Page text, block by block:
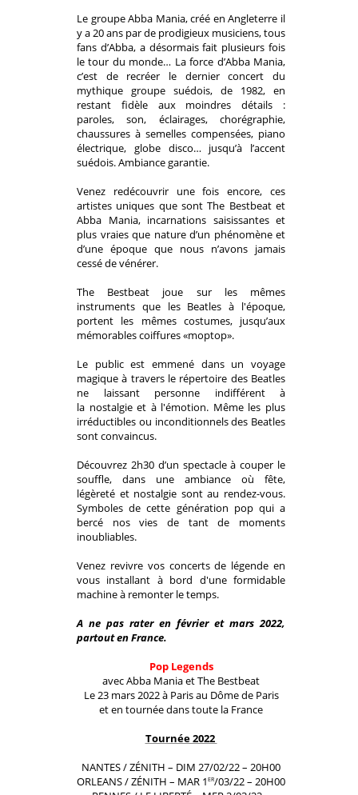
Le groupeAbba Mania, créé en Angleterre il
y a 20 ans par de prodigieux musiciens, tous
fans d’Abba, a désormais fait plusieurs fois
le tour du monde… La force d’Abba Mania,
c’est de recréer le dernier concert du
mythique groupe suédois, de 1982, en
restant fidèle aux moindres détails :
paroles, son, éclairages, chorégraphie,
chaussures à semelles compensées, piano
électrique, globe disco… jusqu’à l’accent
suédois. Ambiance garantie.
Venez redécouvrir une fois encore, ces
artistes uniques que sont The Bestbeat et
Abba Mania, incarnations saisissantes et
plus vraies que nature d’un phénomène et
d’une époque que nous n’avons jamais
cessé de vénérer.
The Bestbeat joue sur les mêmes
instruments que les Beatles à l'époque,
portent les mêmes costumes, jusqu’aux
mémorables coiffures «moptop».
Le public est emmené dans un voyage
magique à travers le répertoire des Beatles
ne laissant personne indifférent à
la nostalgie et à l'émotion. Même les plus
irréductibles ou inconditionnels des Beatles
sont convaincus.
Découvrez 2h30 d’un spectacle à couper le
souffle, dans une ambiance où fête,
légèreté et nostalgie sont au rendez-vous.
Symboles de cette génération pop qui a
bercé nos vies de tant de moments
inoubliables.
Venez revivre vos concerts de légende en
vous installant à bord d'une formidable
machine à remonter le temps.
A ne pas rater en février et mars 2022,
partout en France.
Pop Legends
avecAbba Maniaet The Bestbeat
Le 23 mars 2022 à Paris au Dôme de Paris
et en tournée dans toute la France
Tournée 2022
NANTES / ZÉNITH – DIM 27/02/22 – 20H00
ORLEANS / ZÉNITH – MAR 1 ER/03/22 – 20H00